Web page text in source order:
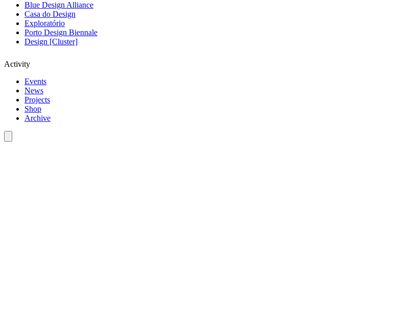
Blue Design Alliance
Casa do Design
Exploratório
Porto Design Biennale
Design [Cluster]
Activity
Events
News
Projects
Shop
Archive